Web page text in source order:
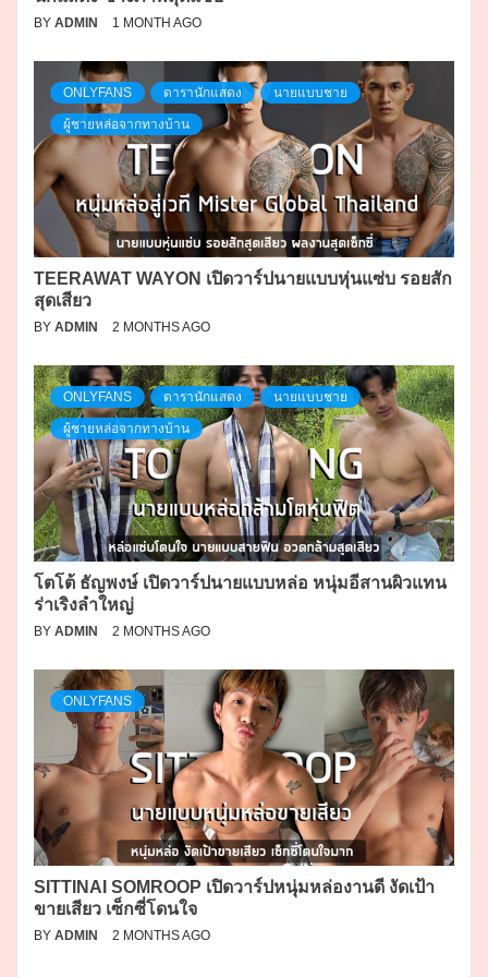
BY ADMIN 1 MONTH AGO
ONLYFANS ดารานักแสดง นายแบบชาย
ผู้ชายหล่อจากทางบ้าน
TEERAWAT WAYON เปิดวาร์ปนายแบบหุ่นแซ่บ รอยสัก
สุดเสียว
BY ADMIN 2 MONTHS AGO
ONLYFANS ดารานักแสดง นายแบบชาย
ผู้ชายหล่อจากทางบ้าน
โตโต้ ธัญพงษ์ เปิดวาร์ปนายแบบหล่อ หนุ่มอีสานผิวแทน
ร่าเริงลำใหญ่
BY ADMIN 2 MONTHS AGO
ONLYFANS
SITTINAI SOMROOP เปิดวาร์ปหนุ่มหล่องานดี งัดเป้า
ขายเสียว เซ็กซี่โดนใจ
BY ADMIN 2 MONTHS AGO